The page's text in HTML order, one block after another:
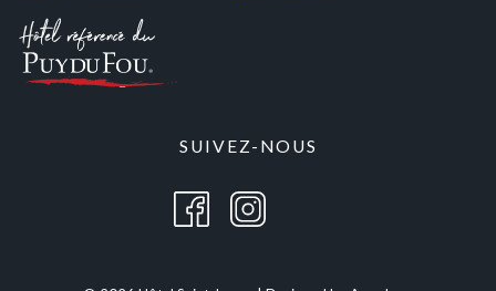
SUIVEZ-NOUS